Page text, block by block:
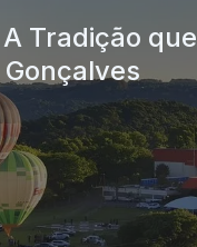
Tradição que